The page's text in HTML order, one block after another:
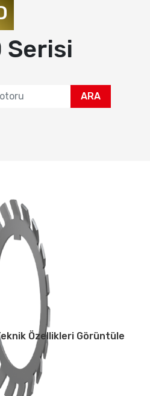
Özellikleri Görüntüle
Serisi
ARA